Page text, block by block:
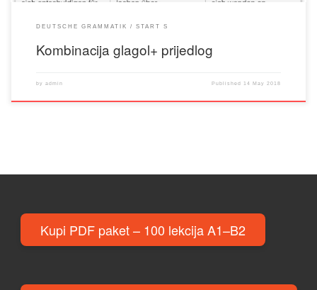
DEUTSCHE GRAMMATIK START S
Kombinacija glagol+ prijedlog
by admin Published 14 May 2018
Kupi PDF paket – 100 lekcija A1–B2